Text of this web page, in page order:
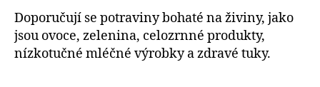
Doporučují se potraviny bohaté na živiny, jako
jsou ovoce, zelenina, celozrnné produkty,
nízkotučné mléčné výrobky a zdravé tuky.